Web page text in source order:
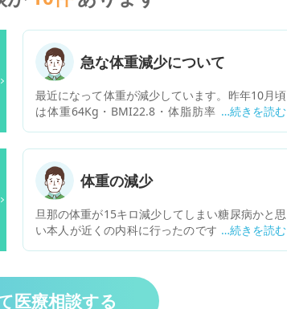
急な体重減少について
最近になって体重が減少しています。昨年10月頃
は体重64Kg・BMI22.8・体脂肪率22.9・骨格筋
2018年に下咽頭癌再発により手術して声を無くし
ています。運動はゴルフ練習を毎日していますが
体重減少が続くようなら運動は中止した方が良い
のでしょうか。身長は168Cmです。BMIはどこま
で下がっても大丈夫なのでしょうか。再発・転移
が不安ですので消化器内科を受診した方が良いの
でしょうか。体重はどれくらいまで下がっても良
胃酸の逆流があり口の中がいつも甘い感じがしま
す。
体重の減少
旦那の体重が15キロ減少してしまい糖尿病かと思
い本人が近くの内科に行ったのですが糖尿病では
のですがなんの病気でしょうか？
医療相談する